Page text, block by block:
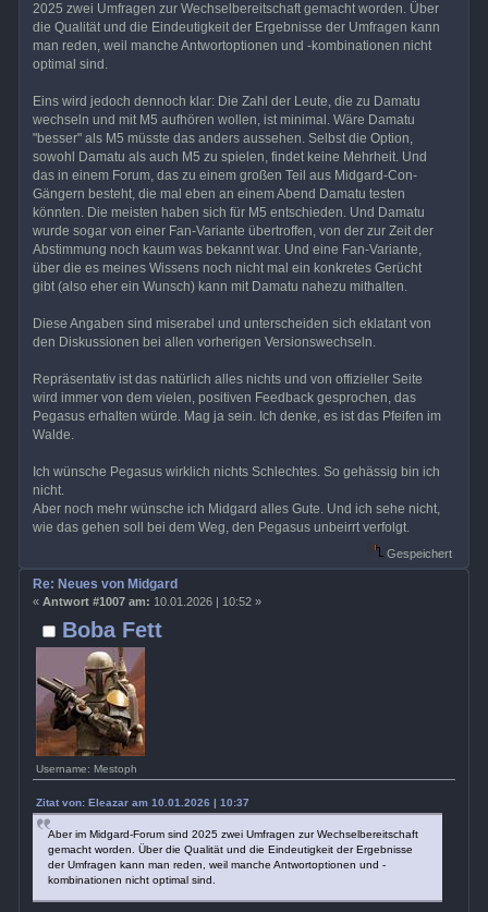
2025 zwei Umfragen zur Wechselbereitschaft gemacht worden. Über
die Qualität und die Eindeutigkeit der Ergebnisse der Umfragen kann
man reden, weil manche Antwortoptionen und -kombinationen nicht
optimal sind.
Eins wird jedoch dennoch klar: Die Zahl der Leute, die zu Damatu
wechseln und mit M5 aufhören wollen, ist minimal. Wäre Damatu
"besser" als M5 müsste das anders aussehen. Selbst die Option,
sowohl Damatu als auch M5 zu spielen, findet keine Mehrheit. Und
das in einem Forum, das zu einem großen Teil aus Midgard-Con-
Gängern besteht, die mal eben an einem Abend Damatu testen
könnten. Die meisten haben sich für M5 entschieden. Und Damatu
wurde sogar von einer Fan-Variante übertroffen, von der zur Zeit der
Abstimmung noch kaum was bekannt war. Und eine Fan-Variante,
über die es meines Wissens noch nicht mal ein konkretes Gerücht
gibt (also eher ein Wunsch) kann mit Damatu nahezu mithalten.
Diese Angaben sind miserabel und unterscheiden sich eklatant von
den Diskussionen bei allen vorherigen Versionswechseln.
Repräsentativ ist das natürlich alles nichts und von offizieller Seite
wird immer von dem vielen, positiven Feedback gesprochen, das
Pegasus erhalten würde. Mag ja sein. Ich denke, es ist das Pfeifen im
Walde.
Ich wünsche Pegasus wirklich nichts Schlechtes. So gehässig bin ich
nicht.
Aber noch mehr wünsche ich Midgard alles Gute. Und ich sehe nicht,
wie das gehen soll bei dem Weg, den Pegasus unbeirrt verfolgt.
Gespeichert
Boba Fett
Username: Mestoph
Re: Neues von Midgard
« Antwort #1007 am: 10.01.2026 | 10:52 »
Zitat von: Eleazar am 10.01.2026 | 10:37
Aber im Midgard-Forum sind 2025 zwei Umfragen zur Wechselbereitschaft
gemacht worden. Über die Qualität und die Eindeutigkeit der Ergebnisse
der Umfragen kann man reden, weil manche Antwortoptionen und -
kombinationen nicht optimal sind.